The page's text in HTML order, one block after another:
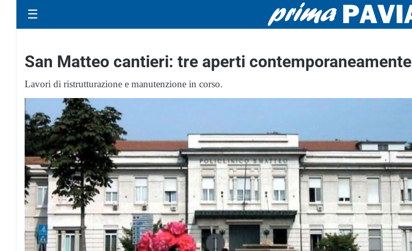
☰
San Matteo cantieri: tre aperti contemporaneamente
Lavori di ristrutturazione e manutenzione in corso.